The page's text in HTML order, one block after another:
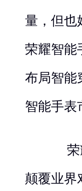
量，但也
荣耀智能
布局智能
智能手表
荣耀
颠覆业界